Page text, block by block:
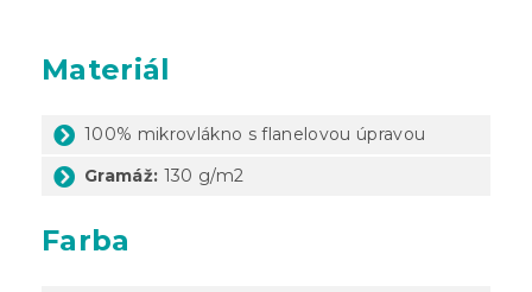
Materiál
100% mikrovlákno s flanelovou úpravou
Gramáž: 130 g/m2
Farba